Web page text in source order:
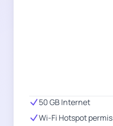
50 GB Internet
Wi-Fi Hotspot permis